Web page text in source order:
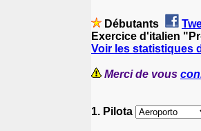
Débutants
Exercice d'italien
Voir les statistiques
Merci de vous
1. Pilota